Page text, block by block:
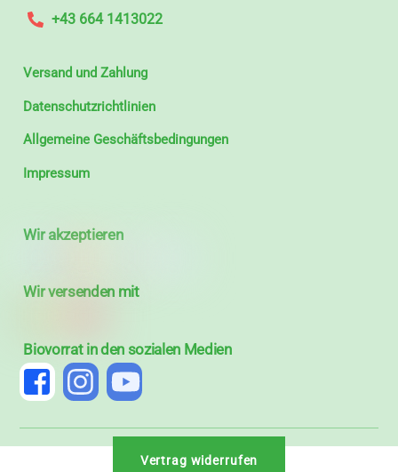
+43 664 1413022
Versand und Zahlung
Datenschutzrichtlinien
Allgemeine Geschäftsbedingungen
Impressum
Wir akzeptieren
Wir versenden mit
Biovorrat in den sozialen Medien
Vertrag widerrufen